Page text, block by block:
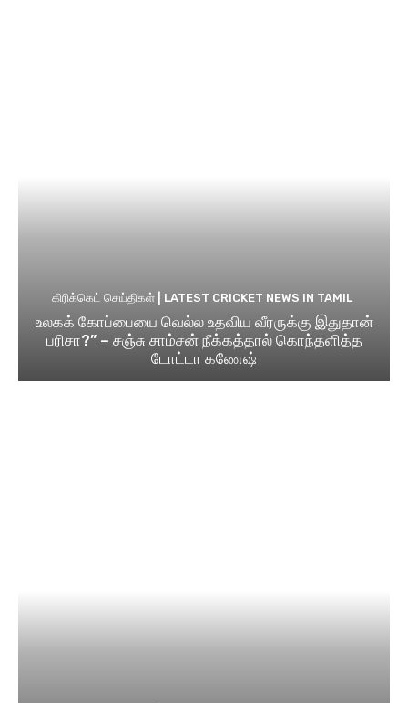
கிரிக்கெட் செய்திகள் | LATEST CRICKET NEWS IN TAMIL
உலகக் கோப்பையை வெல்ல உதவிய வீரருக்கு இதுதான்
பரிசா?” – சஞ்சு சாம்சன் நீக்கத்தால் கொந்தளித்த
டோட்டா கணேஷ்